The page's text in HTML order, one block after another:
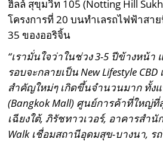
ฮิลล์ สุขุมวิท 105 (Notting Hill
โครงการที่ 20 บนทำเลรถไฟฟ้าสา
35 ของออริจิ้น
“เรามั่นใจว่าในช่วง 3-5 ปีข้างหน้า
รอบจะกลายเป็น New Lifestyle
สำคัญใหม่ๆ เกิดขึ้นจำนวนมาก ทั้ง
(Bangkok Mall) ศูนย์การค้าที่ใหญ่ที่
เฉียงใต้, ภิรัชทาวเวอร์, อาคารสำนั
Walk เชื่อมสถานีอุดมสุข-บางนา, ร